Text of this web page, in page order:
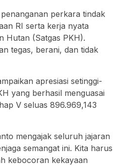
perkara tindak
RI serta kerja nyata
Hutan (Satgas PKH).
tegas, berani, dan tidak
apresiasi setinggi-
yang berhasil menguasai
V seluas 896.969,143
mengajak seluruh jajaran
semangat ini. Kita harus
kebocoran kekayaan